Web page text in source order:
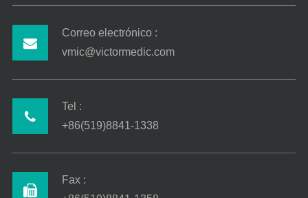
Correo electrónico :
vmic@victormedic.com
Tel :
+86(519)8841-1338
Fax :